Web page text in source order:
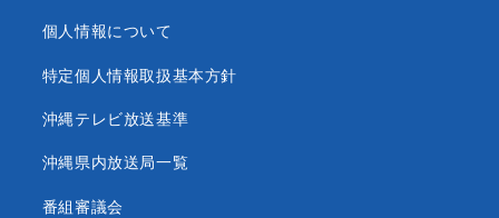
個人情報について
特定個人情報取扱基本方針
沖縄テレビ放送基準
沖縄県内放送局一覧
番組審議会